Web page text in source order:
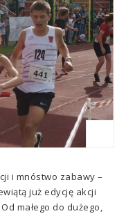
i mnóstwo zabawy –
już edycję akcji
małego do dużego,